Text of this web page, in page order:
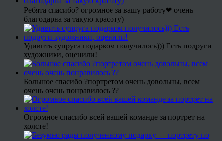
Ребята спасибо? огромное за вашу работу❤ очень
благодарна за такую красоту)
Удивить супруга подарком получилось))) Есть подруги-
художники, оценили!
Большое спасибо ?портретом очень довольны, всем
очень очень понравилось ??
Огромное спасибо всей вашей команде за портрет на
холсте!